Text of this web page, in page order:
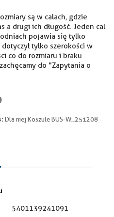
są w calach, gdzie
a drugi ich długość. Jeden cal
pojawia się tylko
tylko szerokości w
co do rozmiaru i braku
do "Zapytania o
Dla niej Koszule BUS-W_251208
5401139241091